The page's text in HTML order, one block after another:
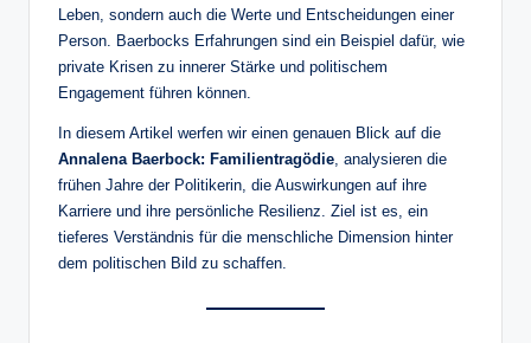
Leben, sondern auch die Werte und Entscheidungen einer
Person. Baerbocks Erfahrungen sind ein Beispiel dafür, wie
private Krisen zu innerer Stärke und politischem
Engagement führen können.
In diesem Artikel werfen wir einen genauen Blick auf die
Annalena Baerbock: Familientragödie, analysieren die
frühen Jahre der Politikerin, die Auswirkungen auf ihre
Karriere und ihre persönliche Resilienz. Ziel ist es, ein
tieferes Verständnis für die menschliche Dimension hinter
dem politischen Bild zu schaffen.